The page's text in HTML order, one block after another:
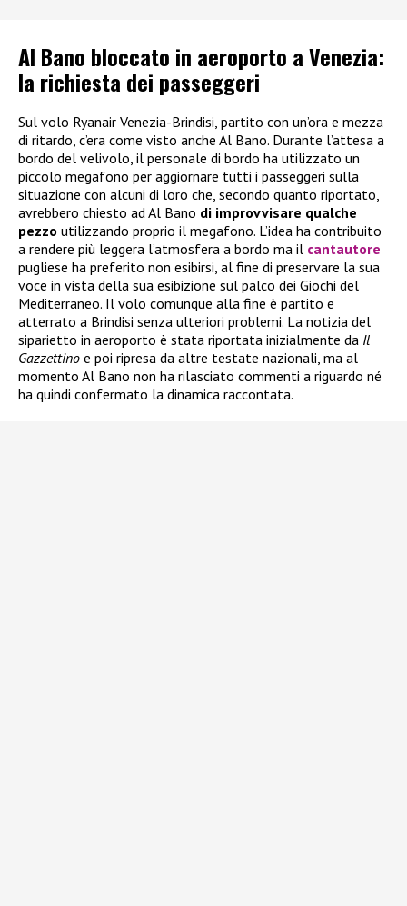
Al Bano bloccato in aeroporto a Venezia:
la richiesta dei passeggeri
Sul volo Ryanair Venezia-Brindisi, partito con un’ora e mezza
di ritardo, c’era come visto anche Al Bano. Durante l’attesa a
bordo del velivolo, il personale di bordo ha utilizzato un
piccolo megafono per aggiornare tutti i passeggeri sulla
situazione con alcuni di loro che, secondo quanto riportato,
avrebbero chiesto ad Al Bano di improvvisare qualche
pezzo utilizzando proprio il megafono. L’idea ha contribuito
a rendere più leggera l’atmosfera a bordo ma il cantautore
pugliese ha preferito non esibirsi, al fine di preservare la sua
voce in vista della sua esibizione sul palco dei Giochi del
Mediterraneo. Il volo comunque alla fine è partito e
atterrato a Brindisi senza ulteriori problemi. La notizia del
siparietto in aeroporto è stata riportata inizialmente da Il
Gazzettino e poi ripresa da altre testate nazionali, ma al
momento Al Bano non ha rilasciato commenti a riguardo né
ha quindi confermato la dinamica raccontata.